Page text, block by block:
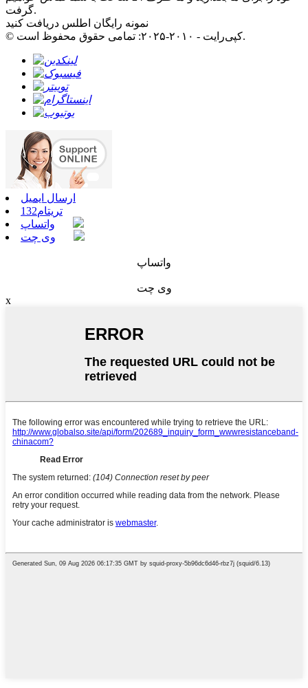
گرفت.
نمونه رایگان اطلس دریافت کنید
© کپی‌رایت - ۲۰۱۰-۲۰۲۵: تمامی حقوق محفوظ است.
ارسال ایمیل
تریتام132
واتساپ
وی چت
واتساپ
وی چت
x